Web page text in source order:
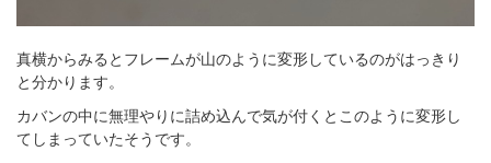
真横からみるとフレームが山のように変形しているのがはっきり
と分かります。
カバンの中に無理やりに詰め込んで気が付くとこのように変形し
てしまっていたそうです。